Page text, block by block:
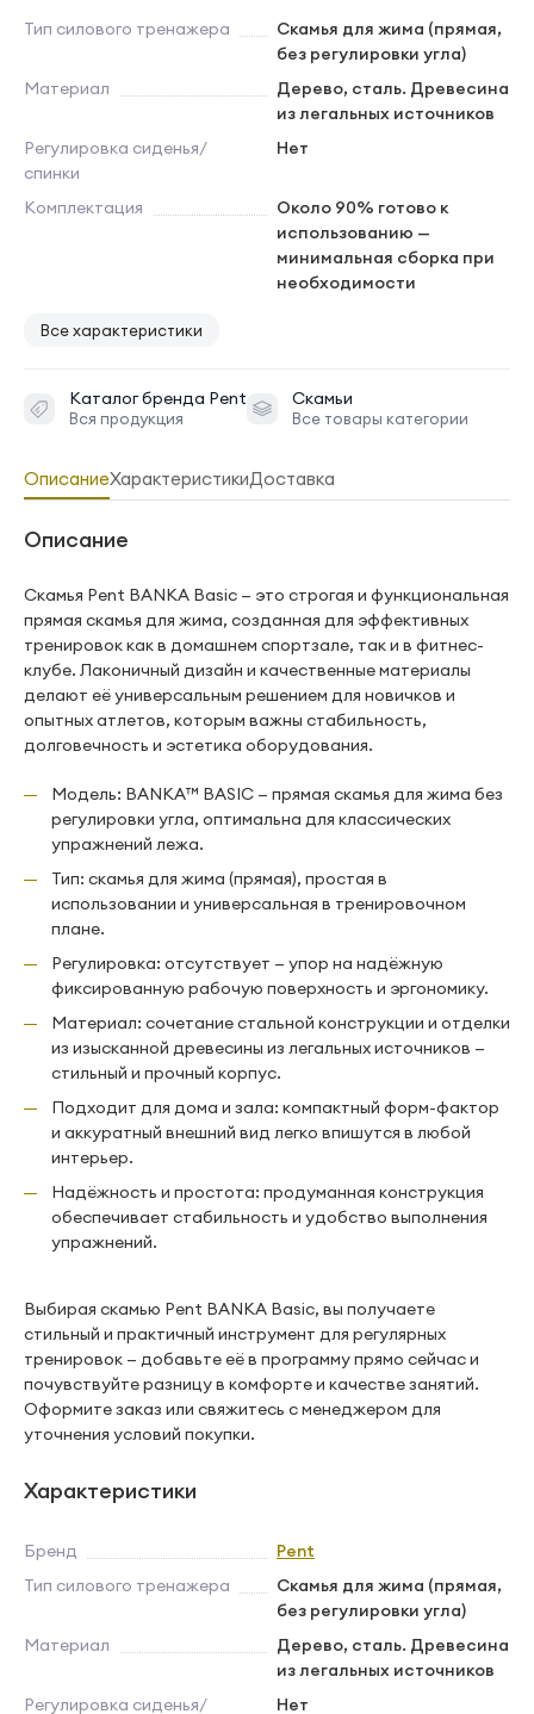
Тип силового тренажера
Скамья для жима (прямая,
без регулировки угла)
Материал
Дерево, сталь. Древесина
из легальных источников
Регулировка сиденья/
спинки
Нет
Комплектация
Около 90% готово к
использованию —
минимальная сборка при
необходимости
Все характеристики
Каталог бренда Pent
Вся продукция
Скамьи
Все товары категории
ОписаниеХарактеристикиДоставка
Описание
Скамья Pent BANKA Basic — это строгая и функциональная
прямая скамья для жима, созданная для эффективных
тренировок как в домашнем спортзале, так и в фитнес-
клубе. Лаконичный дизайн и качественные материалы
делают её универсальным решением для новичков и
опытных атлетов, которым важны стабильность,
долговечность и эстетика оборудования.
Модель: BANKA™ BASIC — прямая скамья для жима без
регулировки угла, оптимальна для классических
упражнений лежа.
Тип: скамья для жима (прямая), простая в
использовании и универсальная в тренировочном
плане.
Регулировка: отсутствует — упор на надёжную
фиксированную рабочую поверхность и эргономику.
Материал: сочетание стальной конструкции и отделки
из изысканной древесины из легальных источников —
стильный и прочный корпус.
Подходит для дома и зала: компактный форм-фактор
и аккуратный внешний вид легко впишутся в любой
интерьер.
Надёжность и простота: продуманная конструкция
обеспечивает стабильность и удобство выполнения
упражнений.
Выбирая скамью Pent BANKA Basic, вы получаете
стильный и практичный инструмент для регулярных
тренировок — добавьте её в программу прямо сейчас и
почувствуйте разницу в комфорте и качестве занятий.
Оформите заказ или свяжитесь с менеджером для
уточнения условий покупки.
Характеристики
Бренд
Pent
Тип силового тренажера
Скамья для жима (прямая,
без регулировки угла)
Материал
Дерево, сталь. Древесина
из легальных источников
Регулировка сиденья/
Нет